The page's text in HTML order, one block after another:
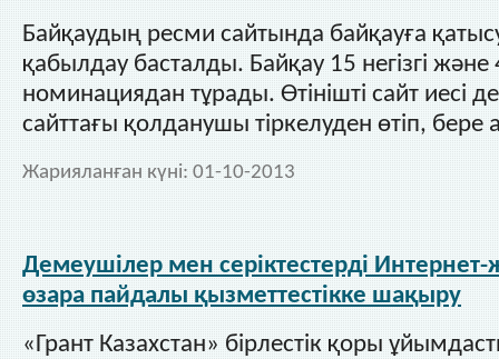
Байқаудың ресми сайтында байқауға
қабылдау басталды. Байқау 15 негізгі
номинациядан тұрады. Өтінішті сайт иесі
сайттағы қолданушы тіркелуден өтіп, бере
Жарияланған күні: 01-10-2013
Демеушілер мен серіктестерді
өзара пайдалы қызметтестікке шақыру
«Грант Казахстан» бірлестік қоры